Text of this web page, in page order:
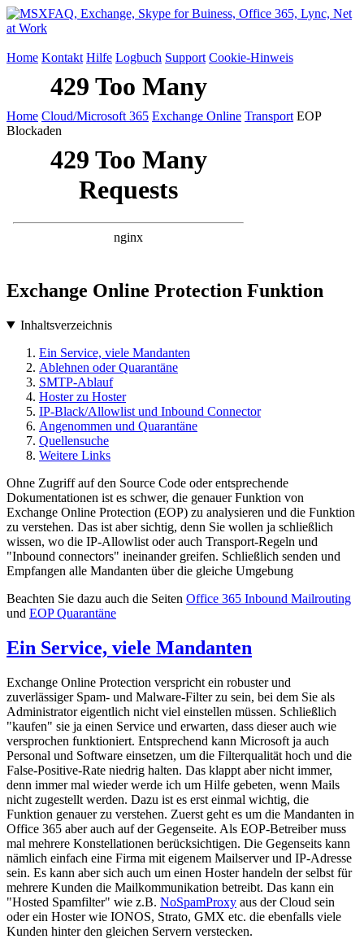
Home Kontakt Hilfe Logbuch Support Cookie-Hinweis
Home Cloud/Microsoft 365 Exchange Online Transport EOP
Blockaden
Exchange Online Protection Funktion
Inhaltsverzeichnis
Ein Service, viele Mandanten
Ablehnen oder Quarantäne
SMTP-Ablauf
Hoster zu Hoster
IP-Black/Allowlist und Inbound Connector
Angenommen und Quarantäne
Quellensuche
Weitere Links
Ohne Zugriff auf den Source Code oder entsprechende
Dokumentationen ist es schwer, die genauer Funktion von
Exchange Online Protection (EOP) zu analysieren und die Funktion
zu verstehen. Das ist aber sichtig, denn Sie wollen ja schließlich
wissen, wo die IP-Allowlist oder auch Transport-Regeln und
"Inbound connectors" ineinander greifen. Schließlich senden und
Empfangen alle Mandanten über die gleiche Umgebung
Beachten Sie dazu auch die Seiten Office 365 Inbound Mailrouting
und EOP Quarantäne
Ein Service, viele Mandanten
Exchange Online Protection verspricht ein robuster und
zuverlässiger Spam- und Malware-Filter zu sein, bei dem Sie als
Administrator eigentlich nicht viel einstellen müssen. Schließlich
"kaufen" sie ja einen Service und erwarten, dass dieser auch wie
versprochen funktioniert. Entsprechend kann Microsoft ja auch
Personal und Software einsetzen, um die Filterqualität hoch und die
False-Positive-Rate niedrig halten. Das klappt aber nicht immer,
denn immer mal wieder werde ich um Hilfe gebeten, wenn Mails
nicht zugestellt werden. Dazu ist es erst einmal wichtig, die
Funktion genauer zu verstehen. Zuerst geht es um die Mandanten in
Office 365 aber auch auf der Gegenseite. Als EOP-Betreiber muss
mal mehrere Konstellationen berücksichtigen. Die Gegenseits kann
nämlich einfach eine Firma mit eigenem Mailserver und IP-Adresse
sein. Es kann aber sich auch um einen Hoster handeln der selbst für
mehrere Kunden die Mailkommunikation betreibt. Das kann ein
"Hosted Spamfilter" wie z.B. NoSpamProxy aus der Cloud sein
oder ein Hoster wie IONOS, Strato, GMX etc. die ebenfalls viele
Kunden hinter den gleichen Servern verstecken.